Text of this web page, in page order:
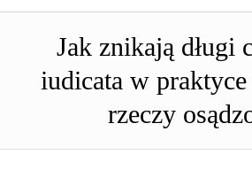
Jak znikają długi
iudicata w
rzeczy